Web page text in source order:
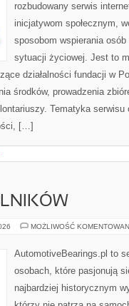
rozbudowany serwis
inicjatywom społecznym,
sposobom wspierania
sytuacji życiowej. Jest to
działalności fundacji w
środków, prowadzenia
Tematyka
[…]
MOŻLIWOŚĆ
AutomotiveBearings.pl to
osobach, które pasjonują
najbardziej historycznym